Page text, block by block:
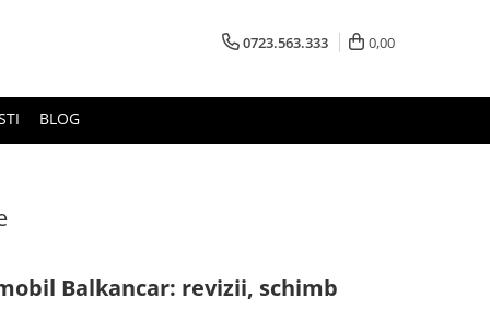
0723.563.333 0,00
BLOG
Balkancar: revizii, schimb